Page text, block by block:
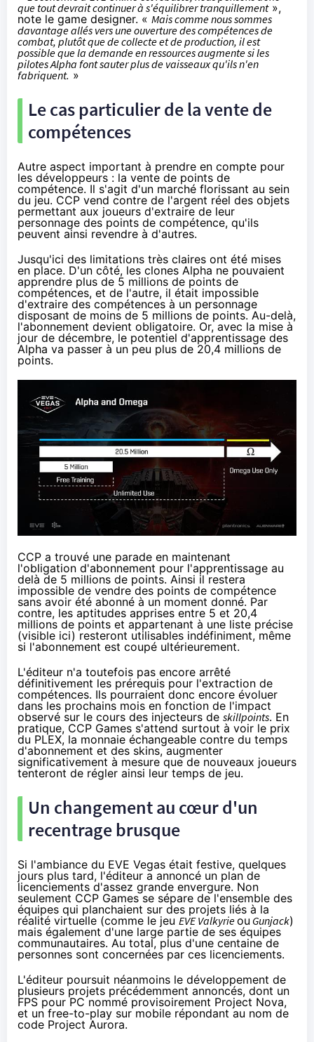
que tout devrait continuer à s'équilibrer tranquillement»,
note le game designer. « Mais comme nous sommes
davantage allés vers une ouverture des compétences de
combat, plutôt que de collecte et de production, il est
possible que la demande en ressources augmente si les
pilotes Alpha font sauter plus de vaisseaux qu'ils n'en
fabriquent. »
Le cas particulier de la vente de
compétences
Autre aspect important à prendre en compte pour
les développeurs : la vente de points de
compétence. Il s'agit d'un marché florissant au sein
du jeu. CCP vend contre de l'argent réel des objets
permettant aux joueurs d'extraire de leur
personnage des points de compétence, qu'ils
peuvent ainsi revendre à d'autres.
Jusqu'ici des limitations très claires ont été mises
en place. D'un côté, les clones Alpha ne pouvaient
apprendre plus de 5 millions de points de
compétences, et de l'autre, il était impossible
d'extraire des compétences à un personnage
disposant de moins de 5 millions de points. Au-delà,
l'abonnement devient obligatoire. Or, avec la mise à
jour de décembre, le potentiel d'apprentissage des
Alpha va passer à un peu plus de 20,4 millions de
points.
CCP a trouvé une parade en maintenant
l'obligation d'abonnement pour l'apprentissage au
delà de 5 millions de points. Ainsi il restera
impossible de vendre des points de compétence
sans avoir été abonné à un moment donné. Par
contre, les aptitudes apprises entre 5 et 20,4
millions de points et appartenant à une liste précise
(visible ici) resteront utilisables indéfiniment, même
si l'abonnement est coupé ultérieurement.
L'éditeur n'a toutefois pas encore arrêté
définitivement les prérequis pour l'extraction de
compétences. Ils pourraient donc encore évoluer
dans les prochains mois en fonction de l'impact
observé sur le cours des injecteurs de skillpoints. En
pratique, CCP Games s'attend surtout à voir le prix
du PLEX, la monnaie échangeable contre du temps
d'abonnement et des skins, augmenter
significativement à mesure que de nouveaux joueurs
tenteront de régler ainsi leur temps de jeu.
Un changement au cœur d'un
recentrage brusque
Si l'ambiance du EVE Vegas était festive, quelques
jours plus tard, l'éditeur a annoncé un plan de
licenciements d'assez grande envergure. Non
seulement CCP Games se sépare de l'ensemble des
équipes qui planchaient sur des projets liés à la
réalité virtuelle (comme le jeu EVE Valkyrieou Gunjack)
mais également d'une large partie de ses équipes
communautaires. Au total, plus d'une centaine de
personnes sont concernées par ces licenciements.
L'éditeur poursuit néanmoins le développement de
plusieurs projets précédemment annoncés, dont un
FPS pour PC nommé provisoirement Project Nova,
et un free-to-play sur mobile répondant au nom de
code Project Aurora.